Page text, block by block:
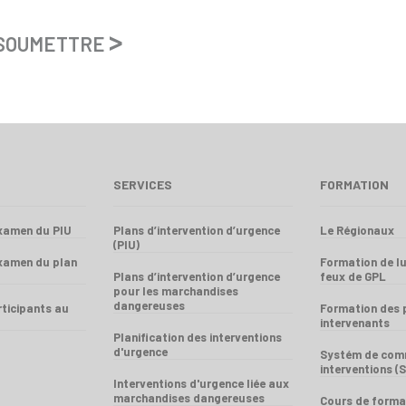
>
du PIU
du plan
au
SERVICES
Plans d’intervention d’urgence
(PIU)
Plans d’intervention d’urgence
pour les marchandises
dangereuses
Planification des interventions
d'urgence
Interventions d'urgence liée aux
marchandises dangereuses
FORMATION
Le Régionaux
Formation de
feux de GPL
Formation des
intervenants
Systém de
interventions
Cours de